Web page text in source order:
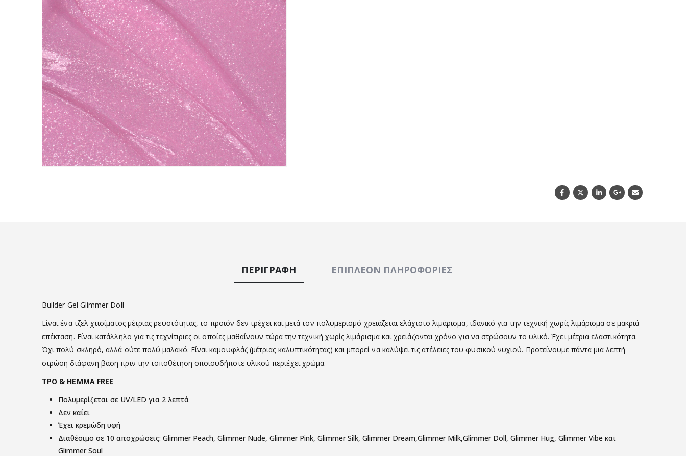
ΠΕΡΙΓΡΑΦΉ ΕΠΙΠΛΈΟΝ ΠΛΗΡΟΦΟΡΊΕΣ
Builder Gel Glimmer Doll
Είναι ένα τζελ χτισίματος μέτριας ρευστότητας, το προϊόν δεν τρέχει και μετά τον πολυμερισμό χρειάζεται ελάχιστο λιμάρισμα, ιδανικό για την τεχνική χωρίς λιμάρισμα σε μακριά
επέκταση. Είναι κατάλληλο για τις τεχνίτιριες οι οποίες μαθαίνουν τώρα την τεχνική χωρίς λιμάρισμα και χρειάζονται χρόνο για να στρώσουν το υλικό. Έχει μέτρια ελαστικότητα.
Όχι πολύ σκληρό, αλλά ούτε πολύ μαλακό. Είναι καμουφλάζ (μέτριας καλυπτικότητας) και μπορεί να καλύψει τις ατέλειες του φυσικού νυχιού. Προτείνουμε πάντα μια λεπτή
στρώση διάφανη βάση πριν την τοποθέτηση οποιουδήποτε υλικού περιέχει χρώμα.
TPO & HEMMA FREE
Πολυμερίζεται σε UV/LED για 2 λεπτά
Δεν καίει
Έχει κρεμώδη υφή
Διαθέσιμο σε 10 αποχρώσεις: Glimmer Peach, Glimmer Nude, Glimmer Pink, Glimmer Silk, Glimmer Dream,Glimmer Milk,Glimmer Doll, Glimmer Hug, Glimmer Vibe και
Glimmer Soul